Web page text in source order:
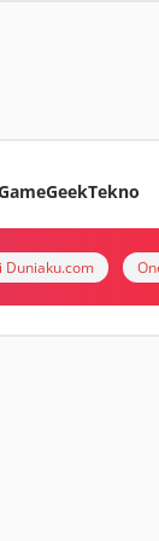
GeekTekno
Duniaku.com